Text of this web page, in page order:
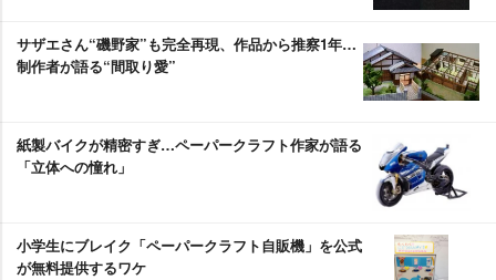
サザエさん“磯野家”も完全再現、作品から推察1年…
制作者が語る“間取り愛”
紙製バイクが精密すぎ…ペーパークラフト作家が語る
「立体への憧れ」
小学生にブレイク「ペーパークラフト自販機」を公式
が無料提供するワケ